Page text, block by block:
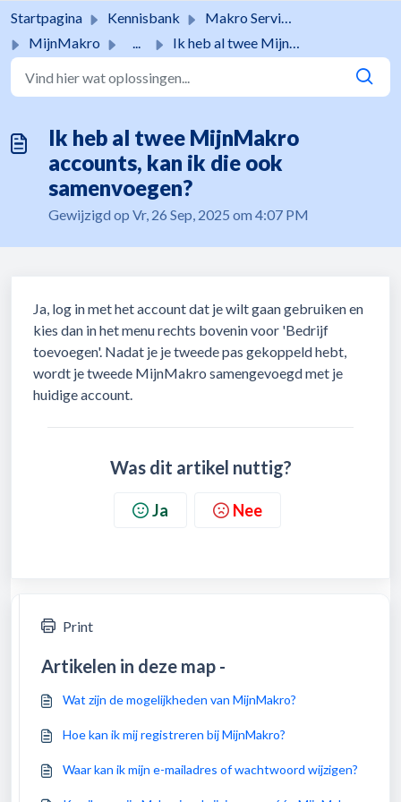
Startpagina Kennisbank
Makro Services
MijnMakro
... Ik heb al twee MijnMakro accounts, kan ik die ook samenvo...
Ik heb al twee MijnMakro
accounts, kan ik die ook
samenvoegen?
Gewijzigd op Vr, 26 Sep, 2025 om 4:07 PM
Ja, log in met het account dat je wilt gaan gebruiken en
kies dan in het menu rechts bovenin voor 'Bedrijf
toevoegen'. Nadat je je tweede pas gekoppeld hebt,
wordt je tweede MijnMakro samengevoegd met je
huidige account.
Was dit artikel nuttig?
Ja Nee
Print
Artikelen in deze map -
Wat zijn de mogelijkheden van MijnMakro?
Hoe kan ik mij registreren bij MijnMakro?
Waar kan ik mijn e-mailadres of wachtwoord wijzigen?